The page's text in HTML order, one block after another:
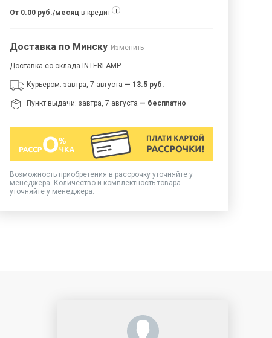
От 0.00 руб./месяц в кредит i
Доставка по Минску Изменить
Доставка со склада INTERLAMP
Курьером: завтра, 7 августа — 13.5 руб.
Пункт выдачи: завтра, 7 августа — бесплатно
Возможность приобретения в рассрочку уточняйте у
менеджера. Количество и комплектность товара
уточняйте у менеджера.